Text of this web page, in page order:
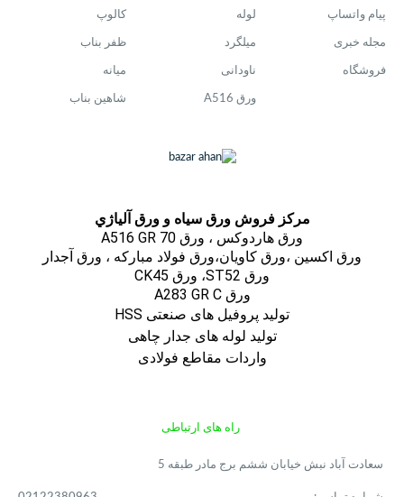
پیام واتساپ
مجله خبری
فروشگاه
لوله
میلگرد
ناودانی
ورق A516
کالوپ
ظفر بناب
میانه
شاهین بناب
مركز فروش ورق سياه و ورق آلياژي
ورق هاردوکس ، ورق A516 GR 70
ورق اكسين ،ورق كاويان،ورق فولاد مباركه ، ورق آجدار
ورق ST52، ورق CK45
ورق A283 GR C
تولید پروفیل های صنعتی HSS
تولید لوله های جدار چاهی
واردات مقاطع فولادی
راه های ارتباطی
سعادت آباد نبش خیابان ششم برج مادر طبقه 5